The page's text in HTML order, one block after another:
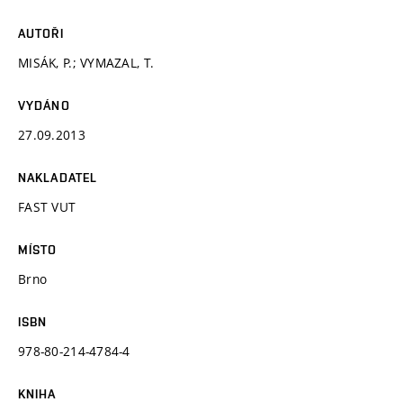
AUTOŘI
MISÁK, P.; VYMAZAL, T.
VYDÁNO
27.09.2013
NAKLADATEL
FAST VUT
MÍSTO
Brno
ISBN
978-80-214-4784-4
KNIHA